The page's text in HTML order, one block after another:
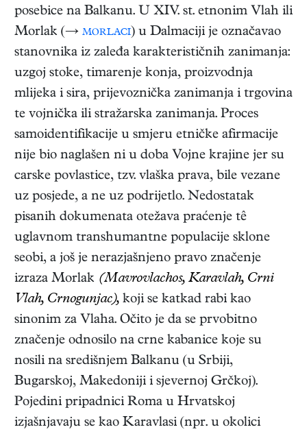
posebice na Balkanu. U XIV. st. etnonim Vlah ili
Morlak (→ morlaci) u Dalmaciji je označavao
stanovnika iz zaleđa karakterističnih zanimanja:
uzgoj stoke, timarenje konja, proizvodnja
mlijeka i sira, prijevoznička zanimanja i trgovina
te vojnička ili stražarska zanimanja. Proces
samoidentifikacije u smjeru etničke afirmacije
nije bio naglašen ni u doba Vojne krajine jer su
carske povlastice, tzv. vlaška prava, bile vezane
uz posjede, a ne uz podrijetlo. Nedostatak
pisanih dokumenata otežava praćenje tê
uglavnom transhumantne populacije sklone
seobi, a još je nerazjašnjeno pravo značenje
izraza Morlak (Mavrovlachos, Karavlah, Crni
Vlah, Crnogunjac), koji se katkad rabi kao
sinonim za Vlaha. Očito je da se prvobitno
značenje odnosilo na crne kabanice koje su
nosili na središnjem Balkanu (u Srbiji,
Bugarskoj, Makedoniji i sjevernoj Grčkoj).
Pojedini pripadnici Roma u Hrvatskoj
izjašnjavaju se kao Karavlasi (npr. u okolici